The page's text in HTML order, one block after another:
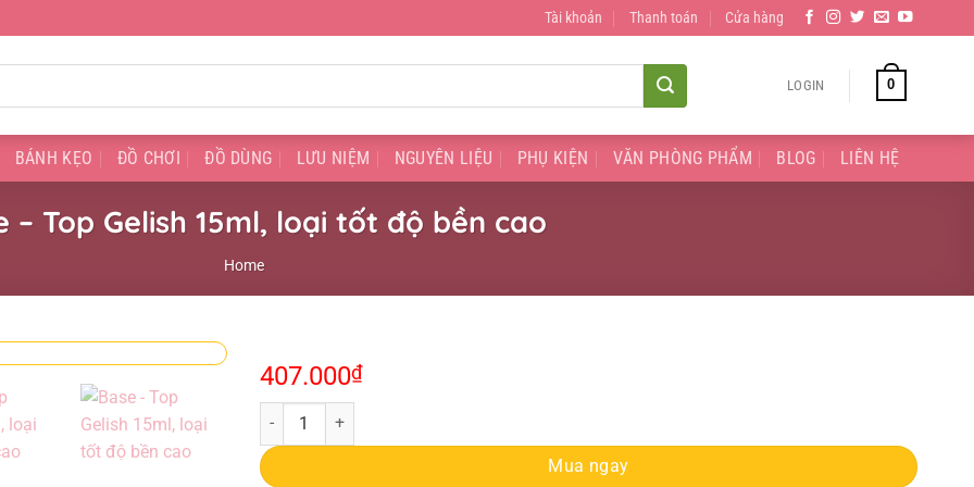
Tài khoản Thanh toán Cửa hàng
LOGIN 0
BÁNH KẸO ĐỒ CHƠI ĐỒ DÙNG LƯU NIỆM NGUYÊN LIỆU PHỤ KIỆN VĂN PHÒNG PHẨM BLOG LIÊN HỆ
– Top Gelish 15ml, loại tốt độ bền cao
Home
407.000₫
Base - Top Gelish 15ml, loại tốt độ bền cao quantity
Mua ngay